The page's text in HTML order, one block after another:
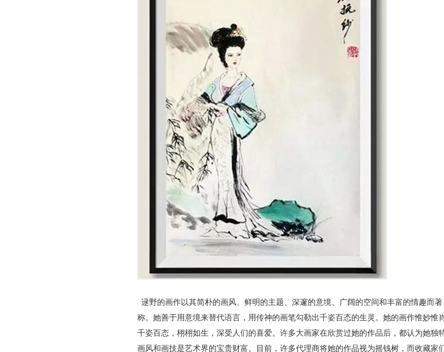
逯野的画作以其简朴的画风、鲜明的主题、深邃的意境、广阔的空间和丰富的情趣而著
称。她善于用意境来替代语言，用传神的画笔勾勒出千姿百态的生灵。她的画作惟妙惟
千姿百态，栩栩如生，深受人们的喜爱。许多大画家在欣赏过她的作品后，都认为她独
画风和画技是艺术界的宝贵财富。目前，许多代理商将她的作品视为摇钱树，而收藏家